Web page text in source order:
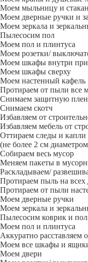
Моем мыльницу и
Моем дверные ручки и
Моем зеркала и
Пылесосим пол
Моем пол и плинтуса
Моем розетки/
Моем шкафы внутри при
Моем шкафы сверху
Моем настенный кафель
Протираем от пыли все
Снимаем защитную
Снимаем скотч
Избавляем от
Избавляем мебель от
Оттираем следы и капли
(не более 2 см
Собираем весь мусор
Меняем пакеты в
Раскладываем/
Протираем пыль на
Протираем от пыли
Моем дверные ручки
Моем зеркала и
Пылесосим коврик и пол
Моем пол и плинтуса
Аккуратно расставляем
Моем все шкафы и
Моем двери